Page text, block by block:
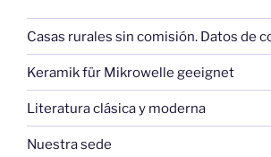
Casas rurales sin comisión. Datos de
Keramik für Mikrowelle geeignet
Literatura clásica y moderna
Nuestra sede